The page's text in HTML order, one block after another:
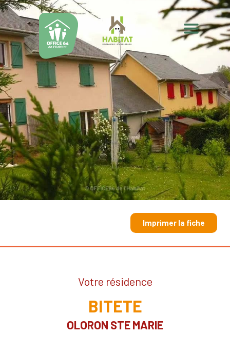
Imprimer la fiche
Votre résidence
BITETE
OLORON STE MARIE